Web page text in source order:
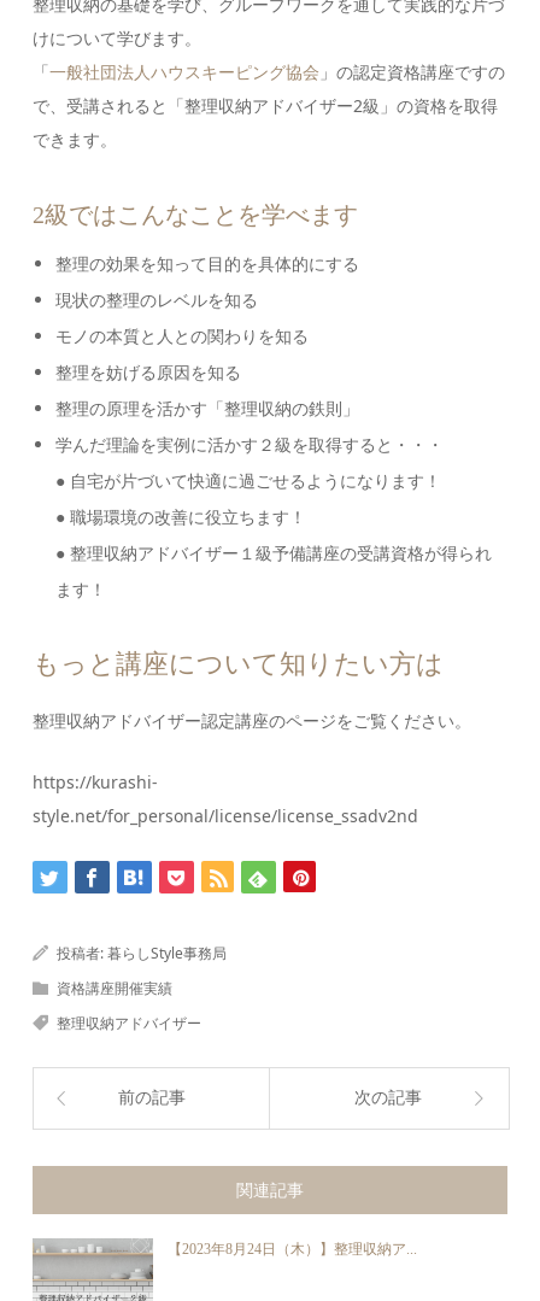
けについて学びます。
「一般社団法人ハウスキーピング協会 」の認定資格講座ですの
で、受講されると「整理収納アドバイザー2級」の資格を取得
できます。
2級ではこんなことを学べます
整理の効果を知って目的を具体的にする
現状の整理のレベルを知る
モノの本質と人との関わりを知る
整理を妨げる原因を知る
整理の原理を活かす「整理収納の鉄則」
学んだ理論を実例に活かす２級を取得すると・・・
● 自宅が片づいて快適に過ごせるようになります！
● 職場環境の改善に役立ちます！
● 整理収納アドバイザー１級予備講座の受講資格が得られ
ます！
もっと講座について知りたい方は
整理収納アドバイザー認定講座のページをご覧ください。
https://kurashi-
style.net/for_personal/license/license_ssadv2nd
投稿者:暮らしStyle事務局
資格講座開催実績
整理収納アドバイザー
前の記事 次の記事
関連記事
【2023年8月24日（木）】整理収納ア...